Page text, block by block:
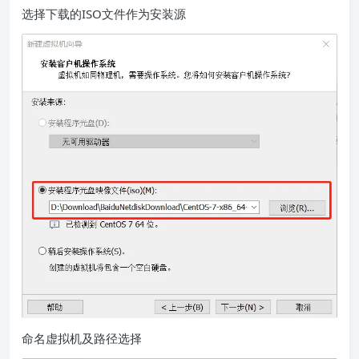
选择下载的ISO文件作为安装源
命名虚拟机及路径选择